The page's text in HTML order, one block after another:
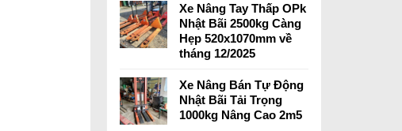
Xe Nâng Tay Thấp OPk
Nhật Bãi 2500kg Càng
Hẹp 520x1070mm về
tháng 12/2025
Xe Nâng Bán Tự Động
Nhật Bãi Tải Trọng
1000kg Nâng Cao 2m5